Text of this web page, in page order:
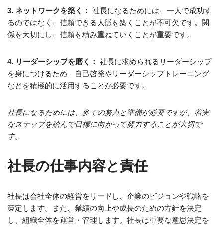
3. ネットワークを築く： 社長になるためには、一人で成功す
るのではなく、信頼できる人脈を築くことが不可欠です。関
係を大切にし、信頼を積み重ねていくことが重要です。
4. リーダーシップを磨く： 社長に求められるリーダーシップ
を身につけるため、自己啓発やリーダーシップトレーニング
などを積極的に活用することが必要です。
社長になるためには、多くの努力と準備が必要ですが、着実
なステップを踏んで目標に向かって努力することが大切で
す。
社長の仕事内容と責任
社長は会社全体の経営をリードし、企業のビジョンや戦略を
策定します。また、業績の向上や成長のための方針を決定
し、組織全体を運営・管理します。社長は重要な意思決定を